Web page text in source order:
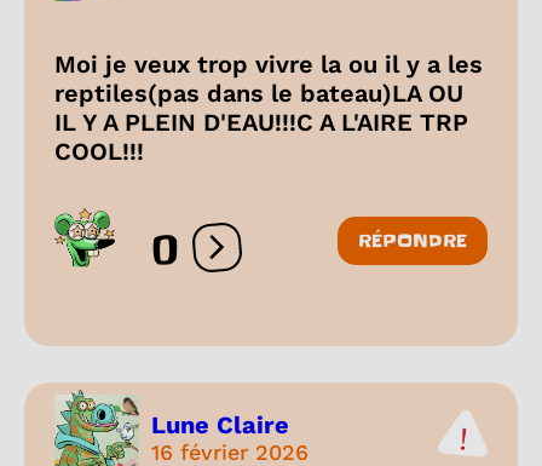
Moi je veux trop vivre la ou il y a les
reptiles(pas dans le bateau)LA OU
IL Y A PLEIN D'EAU!!!C A L'AIRE TRP
COOL!!!
0 Ouvrir les réactions
RÉPONDRE
Lune Claire
16 février 2026